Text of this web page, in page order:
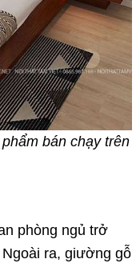
bán chạy trên
phòng ngủ trở
ra, giường gỗ